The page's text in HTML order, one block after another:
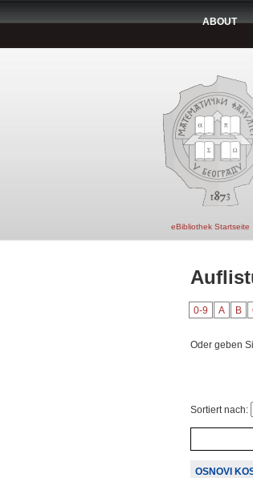
ABOUT
eBibliothek Startseite
0-9 A B
Oder geben
Sortiert nach:
OSNOVI